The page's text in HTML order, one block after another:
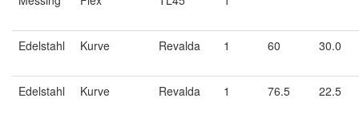
Edelstahl Kurve Revalda 1 60 30.0
Edelstahl Kurve Revalda 1 76.5 22.5